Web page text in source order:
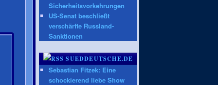
Sicherheitsvorkehrungen
US-Senat beschließt
verschärfte Russland-
Sanktionen
SUEDDEUTSCHE.DE
Sebastian Fitzek: Eine
schockierend liebe Show